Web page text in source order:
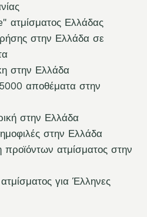
ατμίσματος Ελλάδας
στην Ελλάδα σε
στην Ελλάδα
αποθέματα στην
στην Ελλάδα
στην Ελλάδα
ατμίσματος στην
για Έλληνες